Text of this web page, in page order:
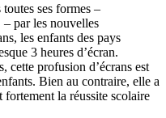
ses formes –
– par les nouvelles
les enfants des pays
3 heures d’écran.
cette profusion d’écrans est
Bien au contraire, elle a
fortement la réussite scolaire